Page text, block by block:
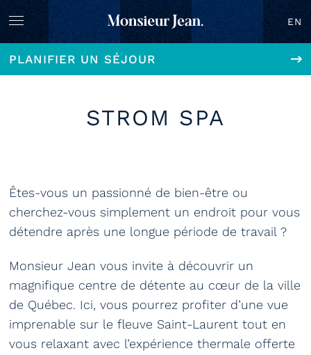
EN
PLANIFIER UN SÉJOUR
STROM SPA
Êtes-vous un passionné de bien-être ou
cherchez-vous simplement un endroit pour vous
détendre après une longue période de travail ?
Monsieur Jean vous invite à découvrir un
magnifique centre de détente au cœur de la ville
de Québec. Ici, vous pourrez profiter d’une vue
imprenable sur le fleuve Saint-Laurent tout en
vous relaxant avec l’expérience thermale offerte